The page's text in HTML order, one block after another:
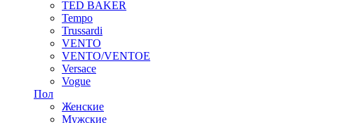
TED BAKER
Tempo
Trussardi
VENTO
VENTO/VENTOE
Versace
Vogue
Пол
Женские
Мужские